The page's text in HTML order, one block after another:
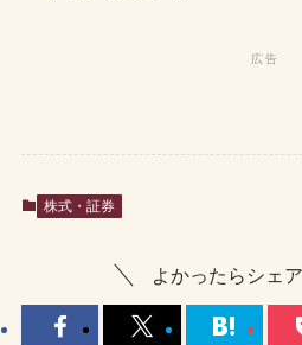
株式・証券
よかったらシェ